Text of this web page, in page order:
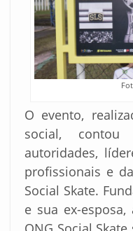
O evento,
social,
autoridades,
profissionais e
Social Skate.
e sua ex-